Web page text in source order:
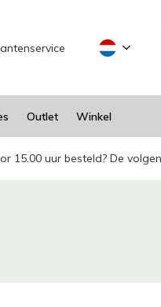
Outlet Winkel
15.00 uur besteld? De